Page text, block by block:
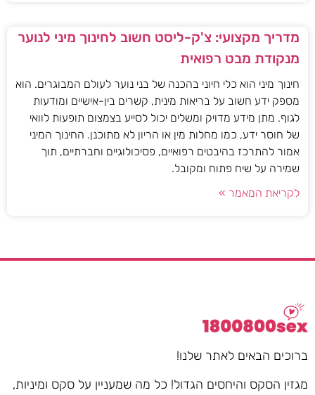
מדריך מקצועי: צ'ק-ליסט חשוב לחינוך מיני לנוער
מנקודת מבט רפואית
חינוך מיני הוא כלי חיוני בהכנה של בני נוער לעולם המבוגרים. הוא
מספק ידע חשוב על בריאות מינית, קשרים בין-אישיים ומודעות
לגוף. מתן מידע מדויק ומשלים יכול לסייע בצמצום תופעות לוואי
של חוסר ידע, כמו מחלות מין או הריון לא מתוכנן. החינוך המיני
אמור להתרכז בהיבטים רפואיים, פסיכולוגיים וחברתיים, תוך
שמירה על שיח פתוח ומקובל.
לקריאת המאמר »
ברוכים הבאים לאתר שלנו!
מגזין הסקס והיחסים הגדול! כל מה שמעניין על סקס ומיניות,